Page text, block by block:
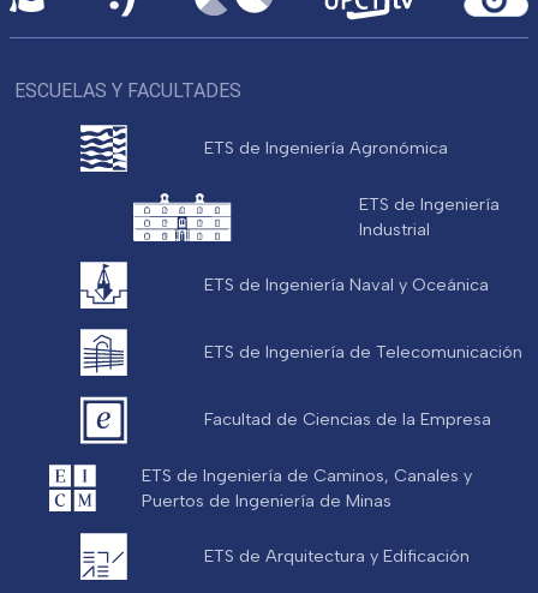
ESCUELAS Y FACULTADES
ETS de Ingeniería Agronómica
ETS de Ingeniería
Industrial
ETS de Ingeniería Naval y Oceánica
ETS de Ingeniería de Telecomunicación
Facultad de Ciencias de la Empresa
ETS de Ingeniería de Caminos, Canales y
Puertos de Ingeniería de Minas
ETS de Arquitectura y Edificación